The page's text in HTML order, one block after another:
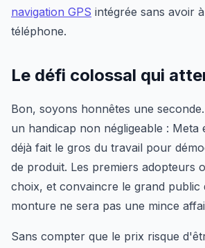
navigation GPS intégrée sans avoir
téléphone.
Le défi colossal qui
Bon, soyons honnêtes une
un handicap non négligeable : Meta
déjà fait le gros du travail pour
de produit. Les premiers adopteurs
choix, et convaincre le grand public
monture ne sera pas une mince
Sans compter que le prix risque